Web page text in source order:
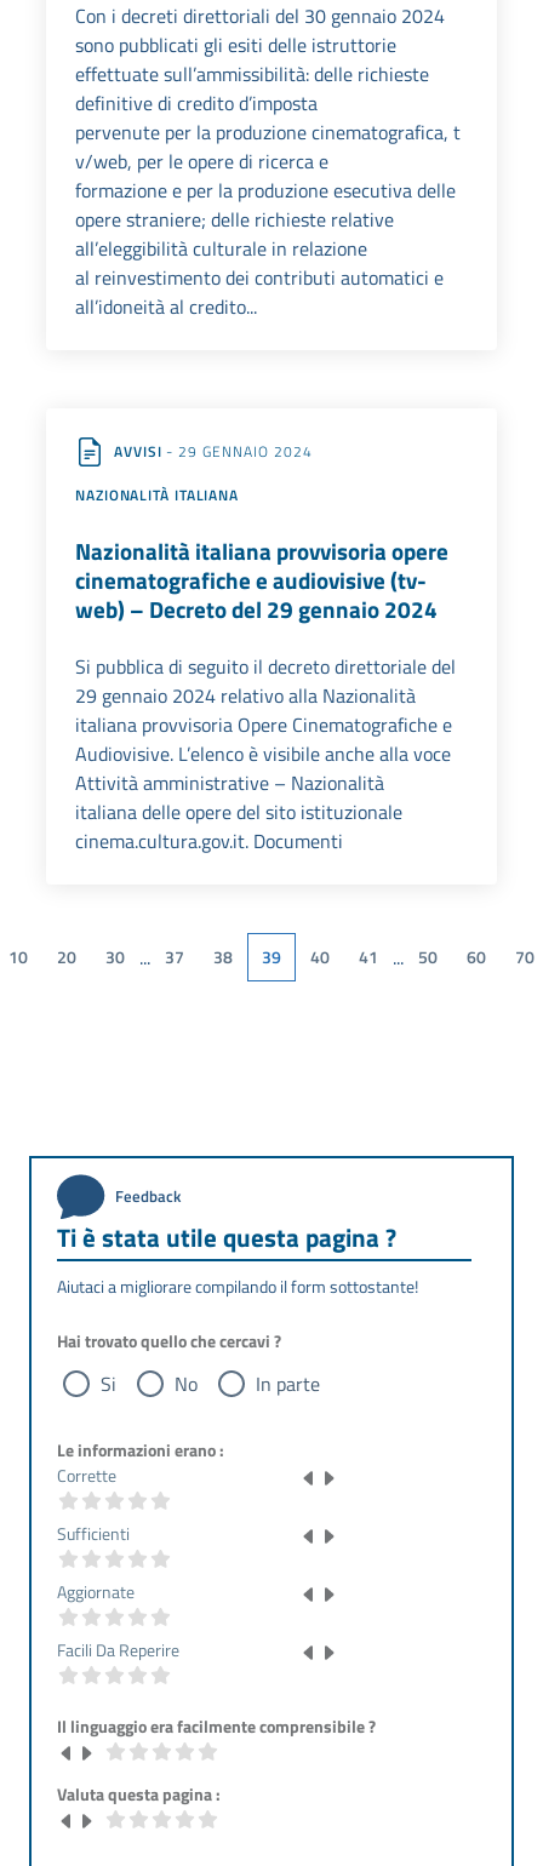
Con i decreti direttoriali del 30 gennaio 2024
sono pubblicati gli esiti delle istruttorie
effettuate sull’ammissibilità: delle richieste
definitive di credito d’imposta
pervenute per la produzione cinematografica, t
v/web, per le opere di ricerca e
formazione e per la produzione esecutiva delle
opere straniere; delle richieste relative
all’eleggibilità culturale in relazione
al reinvestimento dei contributi automatici e
all’idoneità al credito...
AVVISI - 29 GENNAIO 2024
NAZIONALITÀ ITALIANA
Nazionalità italiana provvisoria opere
cinematografiche e audiovisive (tv-
web) – Decreto del 29 gennaio 2024
Si pubblica di seguito il decreto direttoriale del
29 gennaio 2024 relativo alla Nazionalità
italiana provvisoria Opere Cinematografiche e
Audiovisive. L’elenco è visibile anche alla voce
Attività amministrative – Nazionalità
italiana delle opere del sito istituzionale
cinema.cultura.gov.it. Documenti
10 20 30 ... 37 38 39 40 41 ... 50 60 70
Feedback
Ti è stata utile questa pagina ?
Aiutaci a migliorare compilando il form sottostante!
Hai trovato quello che cercavi ?
Si No In parte
Le informazioni erano :
Corrette
Sufficienti
Aggiornate
Facili Da Reperire
Il linguaggio era facilmente comprensibile ?
Valuta questa pagina :